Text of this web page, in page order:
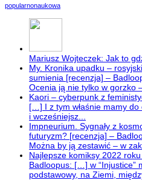
popularnonaukowa
Mariusz Wojteczek: Jak to
My. Kronika upadku –
sumienia [recenzja] –
Ocenia ją nie tylko w gorzko
Kaori – cyberpunk z
[…] I z tym właśnie mamy do
i wcześniejsz...
Impneurium. Sygnały z
futuryzm? [recenzja] –
Można by ją zestawić – w
Najlepsze komiksy 2022
Badloopus: […] w “Injustice”
podstawowy, na Ziemi,